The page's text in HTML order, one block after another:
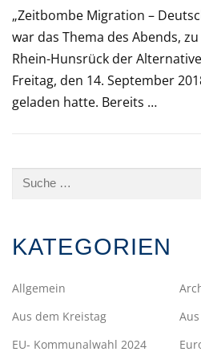
„Zeitbombe Migration –
war das Thema des Abends,
Rhein-Hunsrück der
Freitag, den 14. September
geladen hatte. Bereits …
Suche
KATEGORIEN
Allgemein
Aus dem Kreistag
EU- Kommunalwahl 2024